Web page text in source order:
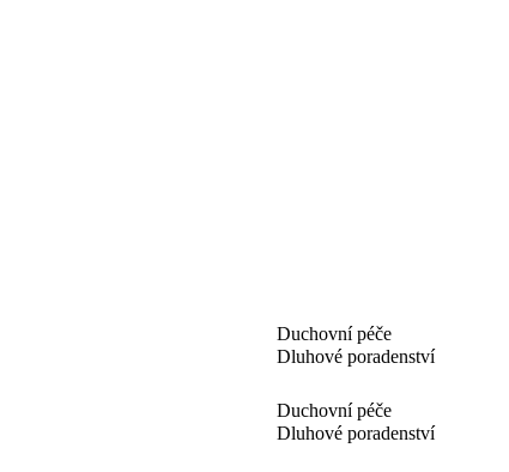
Duchovní péče
Dluhové poradenství
Duchovní péče
Dluhové poradenství